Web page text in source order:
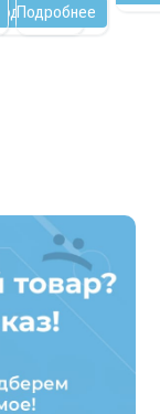
Подробнее